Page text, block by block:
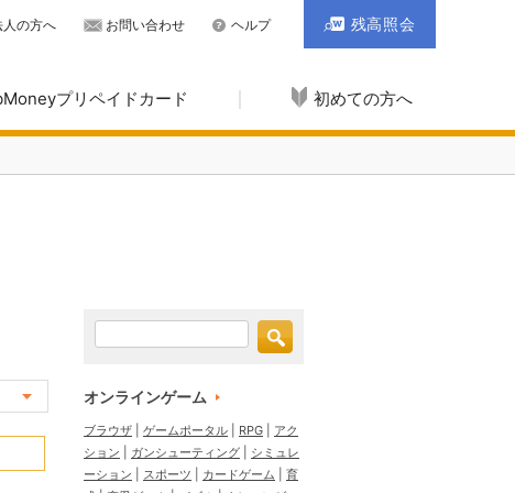
プリペイドカード 初めての方へ
人の方へ お問い合わせ ヘルプ 残高照会
オンラインゲーム
ブラウザ ゲームポータル RPG
アク
ション
ガンシューティング
シミュレ
ーション
スポーツ カードゲーム
育